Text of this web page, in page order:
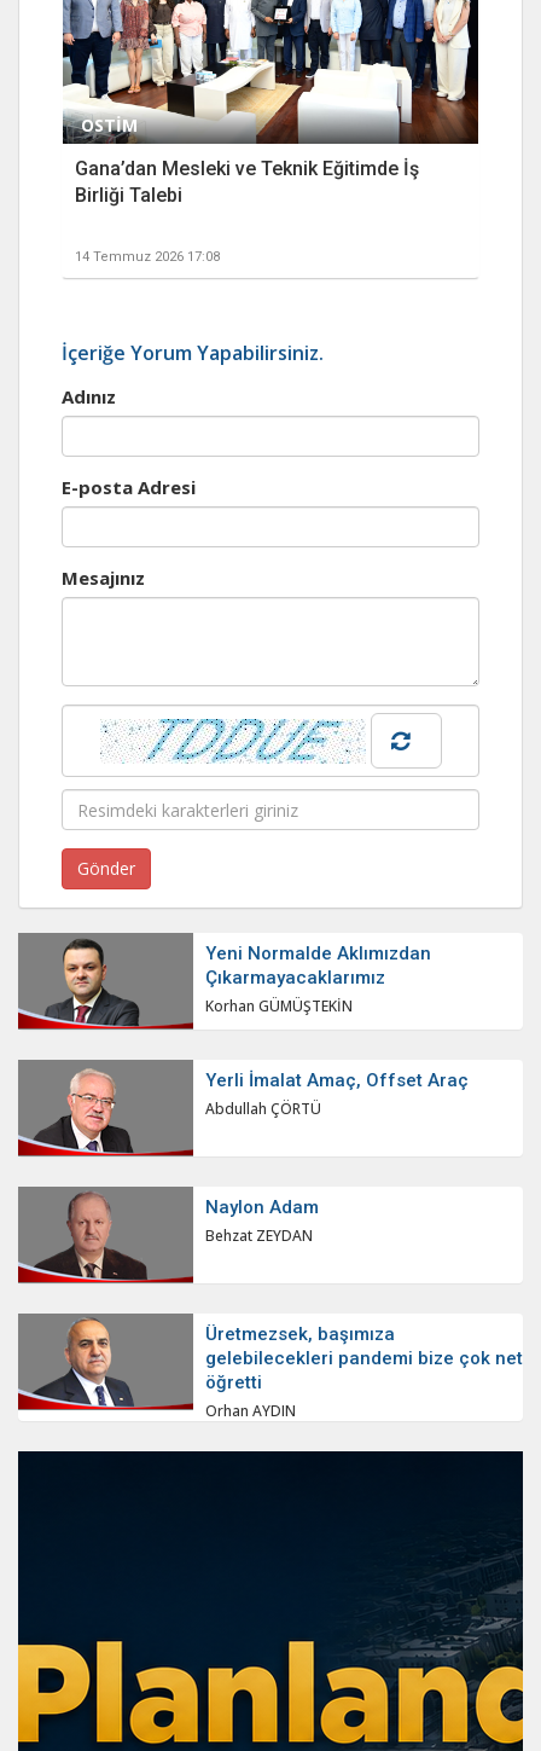
OSTİM
Gana’dan Mesleki ve Teknik Eğitimde İş
Birliği Talebi
14 Temmuz 2026 17:08
İçeriğe Yorum Yapabilirsiniz.
Adınız
E-posta Adresi
Mesajınız
Yeni Normalde Aklımızdan
Çıkarmayacaklarımız
Korhan GÜMÜŞTEKİN
Yerli İmalat Amaç, Offset Araç
Abdullah ÇÖRTÜ
Naylon Adam
Behzat ZEYDAN
Üretmezsek, başımıza
gelebilecekleri pandemi bize çok net
öğretti
Orhan AYDIN